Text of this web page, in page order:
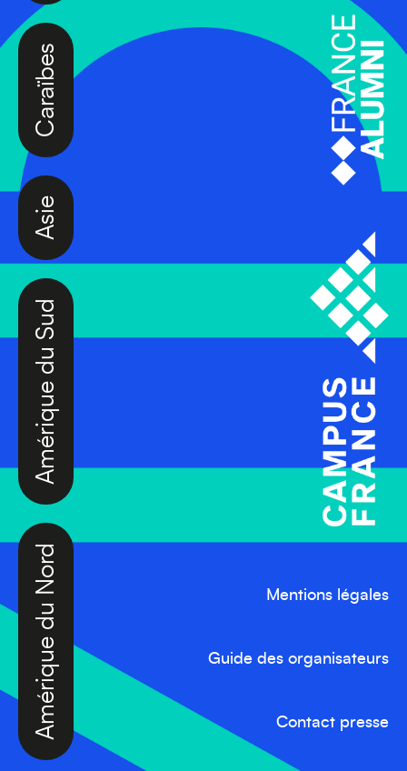
Amérique du Nord
Amérique du Sud
Asie
Caraïbes
Mentions légales
Guide des organisateurs
Contact presse